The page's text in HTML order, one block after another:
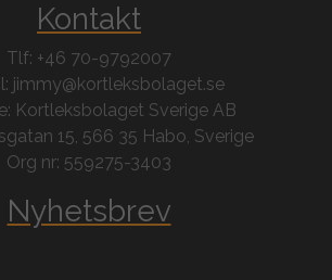
Kontakt
Tlf: +46 70-9792007
jimmy@kortleksbolaget.se
Kortleksbolaget Sverige AB
15, 566 35 Habo, Sverige
Org nr: 559275-3403
Nyhetsbrev